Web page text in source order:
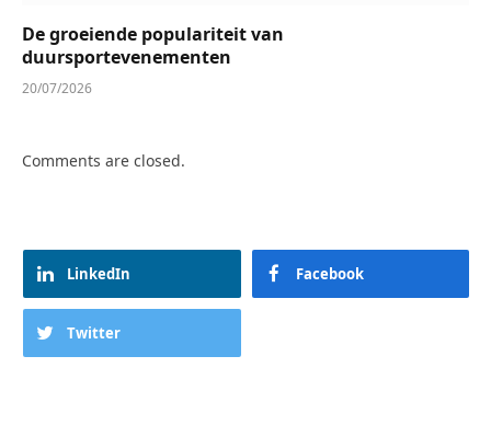
De groeiende populariteit van
duursportevenementen
20/07/2026
Comments are closed.
LinkedIn Facebook
Twitter